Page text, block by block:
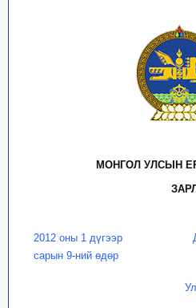
МОНГОЛ УЛСЫН
2012 оны 1 дүгээр
сарын 9-ний өдөр